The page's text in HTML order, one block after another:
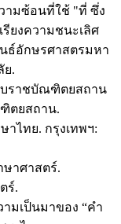
ามซ้อนที่ใช้ "ที่ ซึ่ง
ยงความชนะเลิศ
ธ์อักษรศาสตรมหา
ย.
บราชบัณฑิตยสถาน
ตยสถาน.
าไทย. กรุงเทพฯ:
าศาสตร์.
ร์.
ามเป็นมาของ “คำ